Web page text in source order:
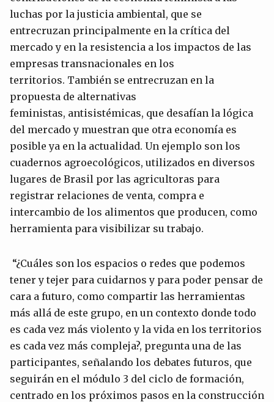
luchas por la justicia ambiental, que se
entrecruzan principalmente en la crítica del
mercado y en la resistencia a los impactos de las
empresas transnacionales en los
territorios. También se entrecruzan en la
propuesta de alternativas
feministas, antisistémicas, que desafían la lógica
del mercado y muestran que otra economía es
posible ya en la actualidad. Un ejemplo son los
cuadernos agroecológicos, utilizados en diversos
lugares de Brasil por las agricultoras para
registrar relaciones de venta, compra e
intercambio de los alimentos que producen, como
herramienta para visibilizar su trabajo.
“¿Cuáles son los espacios o redes que podemos
tener y tejer para cuidarnos y para poder pensar de
cara a futuro, como compartir las herramientas
más allá de este grupo, en un contexto donde todo
es cada vez más violento y la vida en los territorios
es cada vez más compleja?, pregunta una de las
participantes, señalando los debates futuros, que
seguirán en el módulo 3 del ciclo de formación,
centrado en los próximos pasos en la construcción